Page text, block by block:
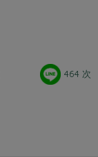
464 次